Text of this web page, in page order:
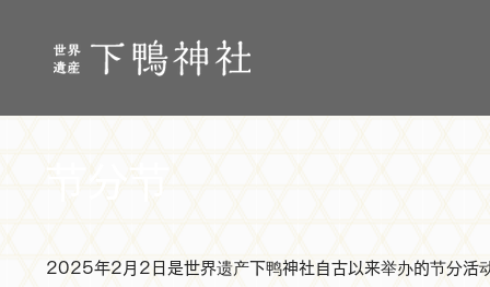
节分节
2025年2月2日是世界遗产下鸭神社自古以来举办的节分活